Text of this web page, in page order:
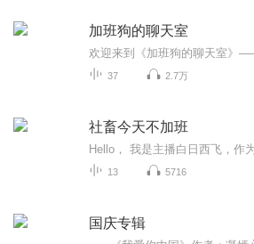
加班狗的聊天室
37 2.7万
社畜今天不加班
13 5716
国庆专辑